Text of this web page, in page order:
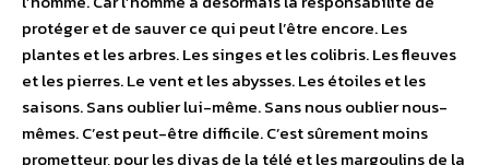
protéger et de sauver ce qui peut l’être encore. Les
plantes et les arbres. Les singes et les colibris. Les fleuves
et les pierres. Le vent et les abysses. Les étoiles et les
saisons. Sans oublier lui-même. Sans nous oublier nous-
mêmes. C’est peut-être difficile. C’est sûrement moins
prometteur, pour les divas de la télé et les margoulins de la